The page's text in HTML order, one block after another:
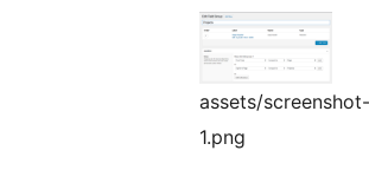
assets/screenshot-
1.png